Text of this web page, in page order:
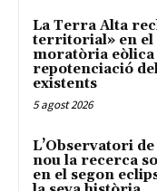
La Terra Alta
territorial» en el
moratòria eòlica
repotenciació
existents
5 agost 2026
L’Observatori
nou la recerca
en el segon